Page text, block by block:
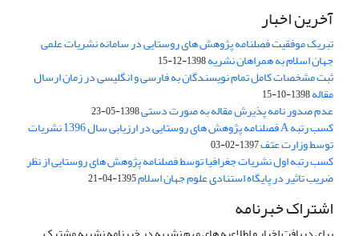
آخرین اخبار
تبریک موفقیت فصلنامه پژوهش های روستایی در سامانه نشریات علمی
جهان اسلام به همراهان نشریه1398-12-15
ثبت مشخصات کامل تمام نویسندگان به فارسی و انگلیسی در زمان ارسال
مقاله1398-10-15
عدم صدور نامه پذیرش مقاله به صورت دستی1398-05-23
کسب رتبه A فصلنامه پژوهش های روستایی در ارزیابی سال 1396 نشریات
توسط وزارت عتف1397-02-03
کسب رتبه اول نشریات جغرافیا توسط فصلنامه پژوهش های روستایی از نظر
ضریب تاثیر در پایگاه استنادی علوم جهان اسلام1395-04-21
اشتراک خبرنامه